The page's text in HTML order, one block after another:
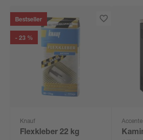
Bestseller
- 23 %
Knauf
Flexkleber 22 kg